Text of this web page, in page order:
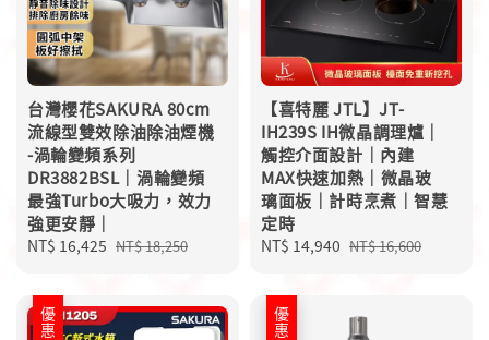
台灣櫻花SAKURA 80cm
流線型雙效除油除油煙機
-渦輪變頻系列
DR3882BSL｜渦輪變頻
最強Turbo大吸力，效力
強更安靜｜
Sale
NT$ 16,425 Regular
NT$ 18,250
【喜特麗 JTL】JT-
IH239S IH微晶調理爐｜
觸控介面設計｜內建
MAX快速加熱｜微晶玻
璃面板｜計時烹煮｜智慧
定時
Sale
NT$ 14,940 Regular
NT$ 16,600
優惠 優惠